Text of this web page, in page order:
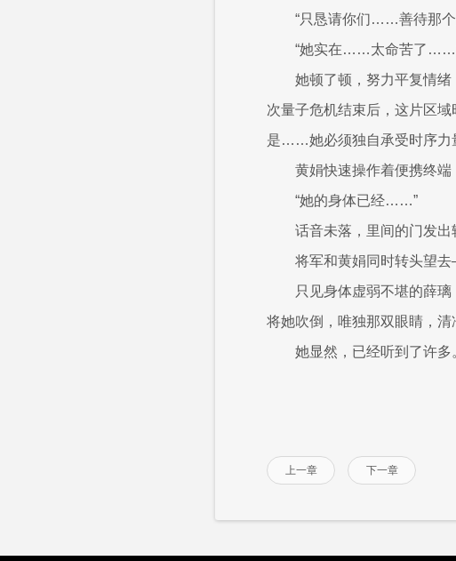
“只恳请你们……善待那
“她实在……太命苦了
她顿了顿，努力平复情
次量子危机结束后，这片区
是……她必须独自承受时序
黄娟快速操作着便携终端
“她的身体已经……”
话音未落，里间的门发出
将军和黄娟同时转头望
只见身体虚弱不堪的薛
将她吹倒，唯独那双眼睛，清
她显然，已经听到了许多
上一章 下一章